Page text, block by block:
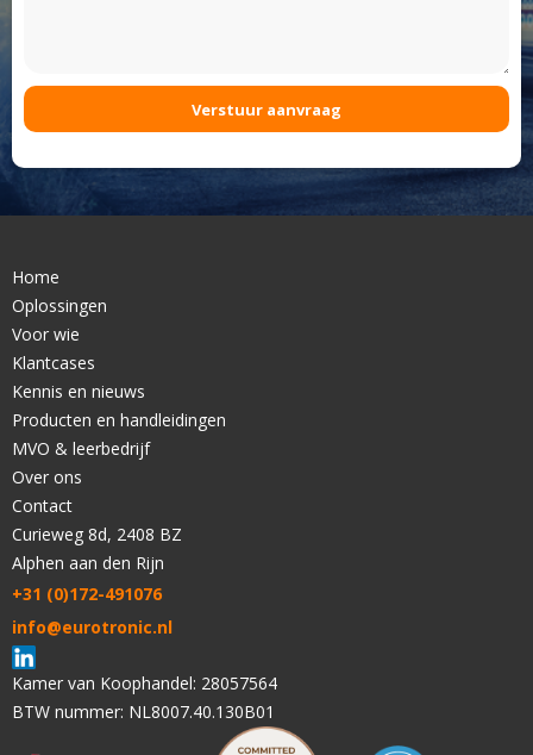
Home
Oplossingen
Voor wie
Klantcases
Kennis en nieuws
Producten en handleidingen
MVO & leerbedrijf
Over ons
Contact
Curieweg 8d, 2408 BZ
Alphen aan den Rijn
+31 (0)172-491076
info@eurotronic.nl
Kamer van Koophandel: 28057564
BTW nummer: NL8007.40.130B01